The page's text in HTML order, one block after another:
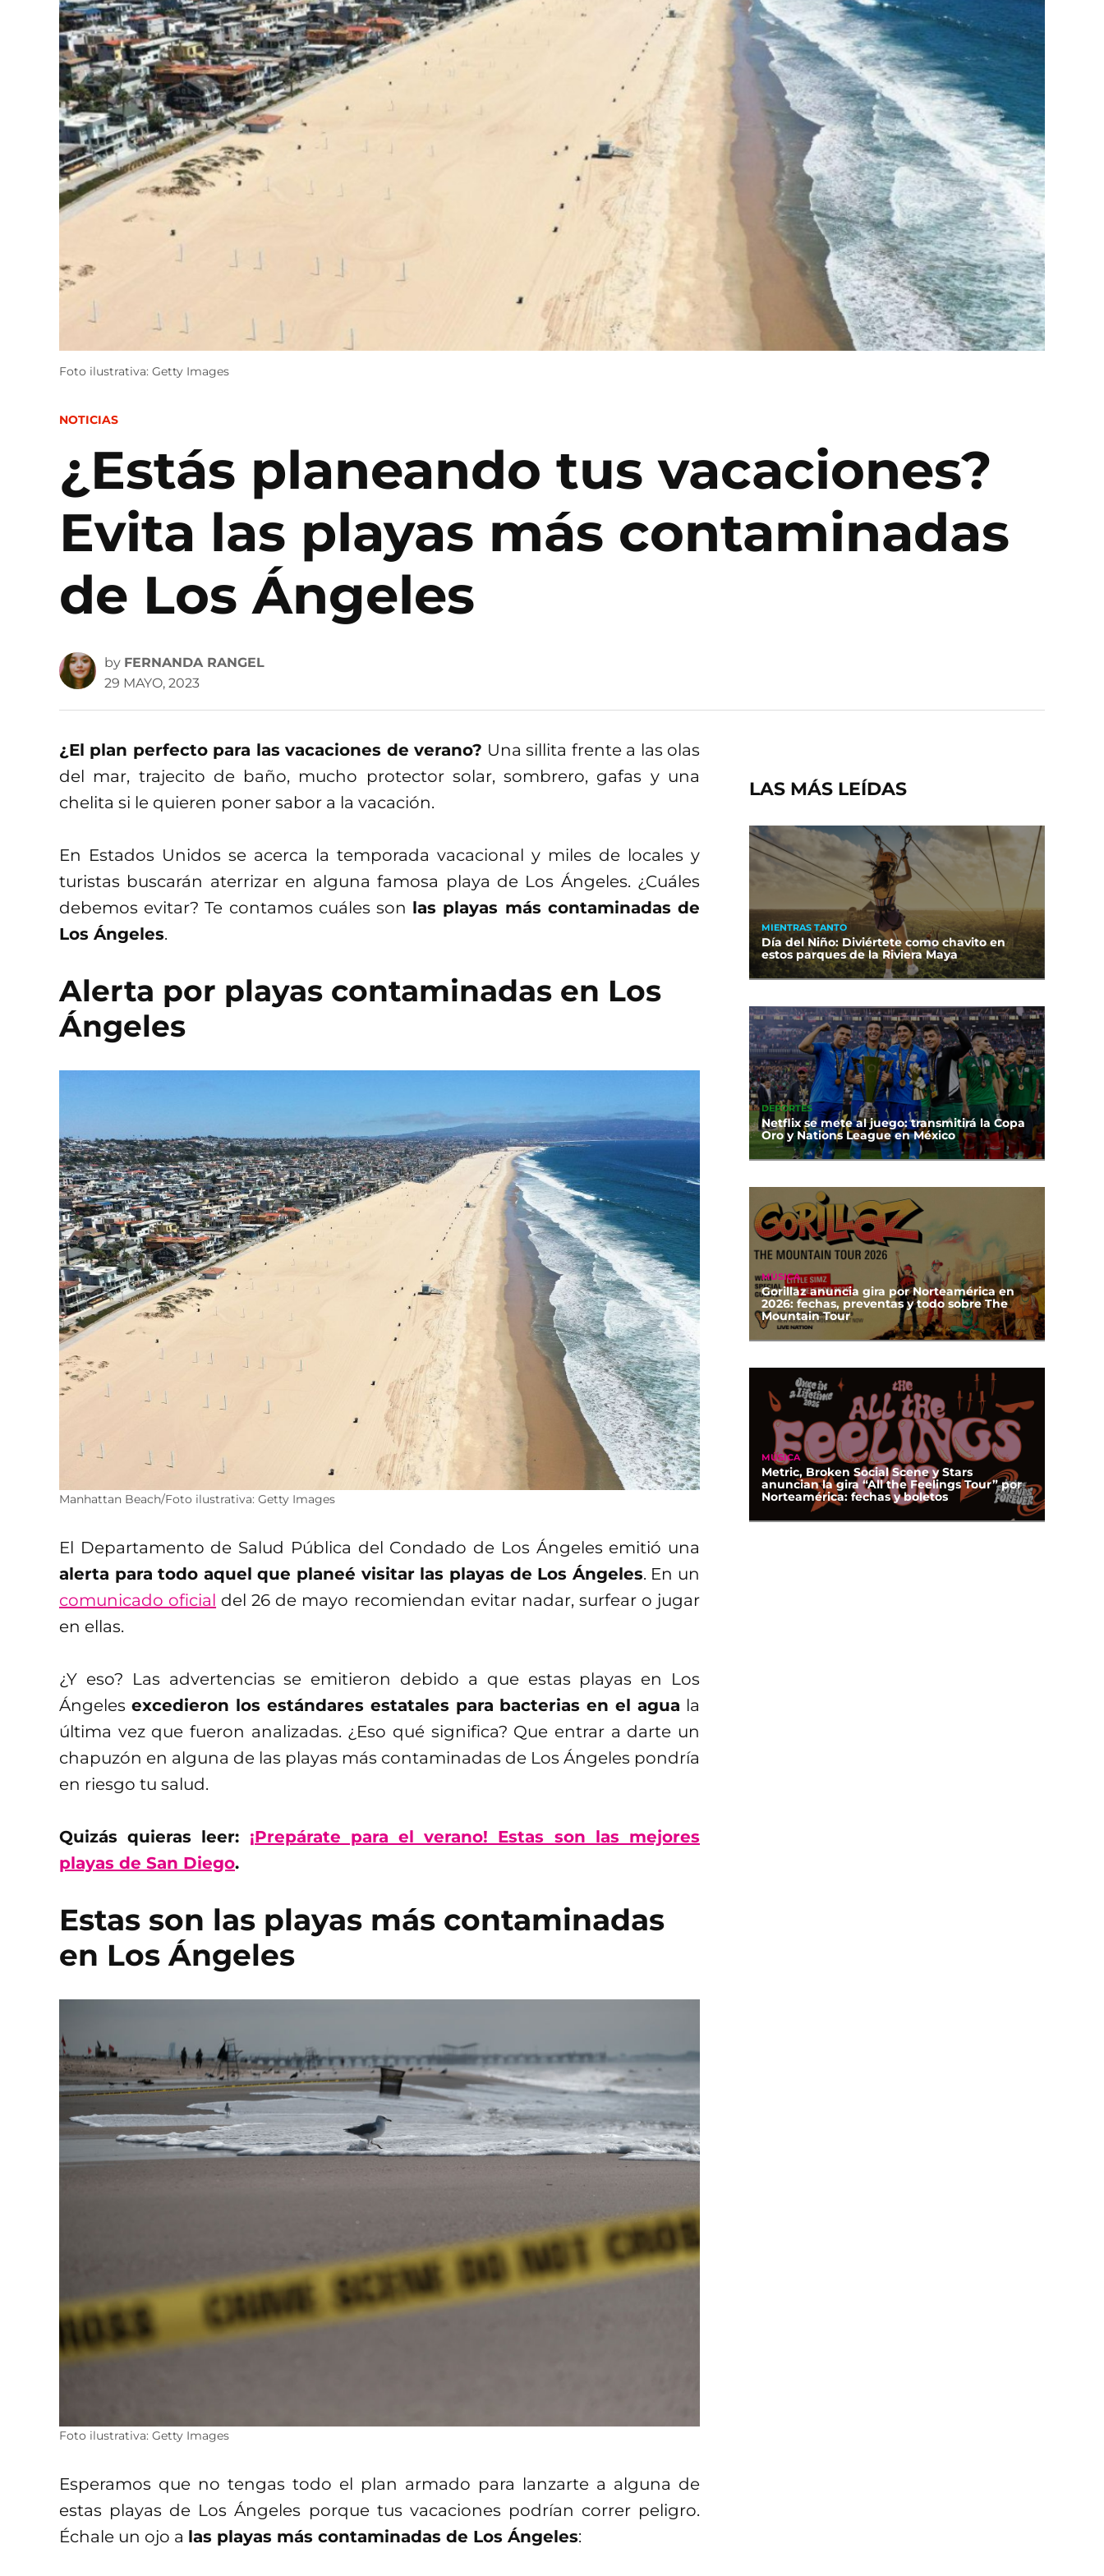
Foto ilustrativa: Getty Images
POSTED
NOTICIAS
¿Estás planeando tus vacaciones?
Evita las playas más contaminadas
de Los Ángeles
by FERNANDA RANGEL
29 MAYO, 2023
¿El plan perfecto para las vacaciones de verano? Una sillita frente a las olas
del mar, trajecito de baño, mucho protector solar, sombrero, gafas y una
chelita si le quieren poner sabor a la vacación.
En Estados Unidos se acerca la temporada vacacional y miles de locales y
turistas buscarán aterrizar en alguna famosa playa de Los Ángeles. ¿Cuáles
debemos evitar? Te contamos cuáles son las playas más contaminadas de
Los Ángeles.
Alerta por playas contaminadas en Los
Ángeles
Manhattan Beach/Foto ilustrativa: Getty Images
El Departamento de Salud Pública del Condado de Los Ángeles emitió una
alerta para todo aquel que planeé visitar las playas de Los Ángeles. En un
comunicado oficial del 26 de mayo recomiendan evitar nadar, surfear o jugar
en ellas.
¿Y eso? Las advertencias se emitieron debido a que estas playas en Los
Ángeles excedieron los estándares estatales para bacterias en el agua la
última vez que fueron analizadas. ¿Eso qué significa? Que entrar a darte un
chapuzón en alguna de las playas más contaminadas de Los Ángeles pondría
en riesgo tu salud.
Quizás quieras leer: ¡Prepárate para el verano! Estas son las mejores
playas de San Diego.
Estas son las playas más contaminadas
en Los Ángeles
Foto ilustrativa: Getty Images
Esperamos que no tengas todo el plan armado para lanzarte a alguna de
estas playas de Los Ángeles porque tus vacaciones podrían correr peligro.
Échale un ojo a las playas más contaminadas de Los Ángeles:
LAS MÁS LEÍDAS
MIENTRAS TANTO
Día del Niño: Diviértete como chavito en
estos parques de la Riviera Maya
DEPORTES
Netflix se mete al juego: transmitirá la Copa
Oro y Nations League en México
MÚSICA
Gorillaz anuncia gira por Norteamérica en
2026: fechas, preventas y todo sobre The
Mountain Tour
MÚSICA
Metric, Broken Social Scene y Stars
anuncian la gira “All the Feelings Tour” por
Norteamérica: fechas y boletos